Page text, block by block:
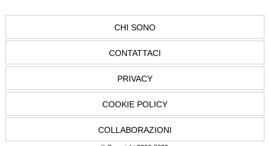
CHI SONO
CONTATTACI
PRIVACY
COOKIE POLICY
COLLABORAZIONI